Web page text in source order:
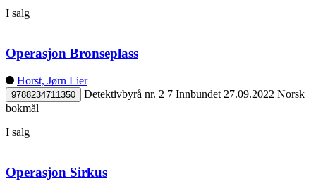
I salg
Operasjon Bronseplass
Horst, Jørn Lier
9788234711350 Detektivbyrå nr. 2 7 Innbundet 27.09.2022 Norsk
bokmål
I salg
Operasjon Sirkus